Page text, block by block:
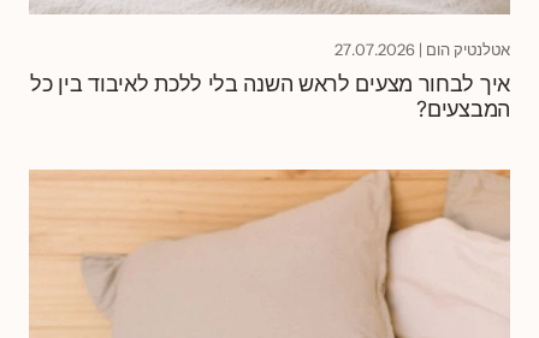
אטלנטיק הום |
27.07.2026
איך לבחור מצעים לראש השנה בלי ללכת לאיבוד בין כל
המבצעים?